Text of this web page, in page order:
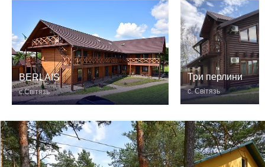
BERLAIS
с.Світязь
Три перлини
с. Світязь